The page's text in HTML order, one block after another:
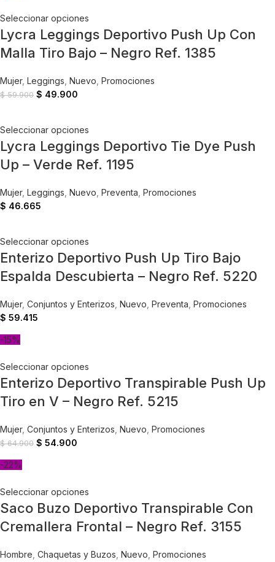
Seleccionar opciones
Lycra Leggings Deportivo Push Up Con
Malla Tiro Bajo – Negro Ref. 1385
Mujer, Leggings Nuevo Promociones
$59.900 $ 49.900
Seleccionar opciones
Lycra Leggings Deportivo Tie Dye Push
Up – Verde Ref. 1195
Mujer, Leggings Nuevo Preventa Promociones
$ 46.665
Seleccionar opciones
Enterizo Deportivo Push Up Tiro Bajo
Espalda Descubierta – Negro Ref. 5220
Mujer, Conjuntos y Enterizos Nuevo Preventa Promociones
$ 59.415
-15%
Seleccionar opciones
Enterizo Deportivo Transpirable Push Up
Tiro en V – Negro Ref. 5215
Mujer, Conjuntos y Enterizos Nuevo Promociones
$64.900 $ 54.900
-22%
Seleccionar opciones
Saco Buzo Deportivo Transpirable Con
Cremallera Frontal – Negro Ref. 3155
Hombre Chaquetas y Buzos Nuevo Promociones